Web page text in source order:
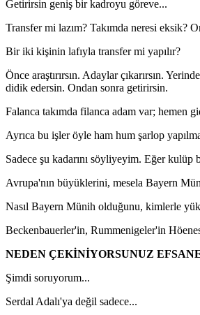
Getirirsin geniş bir kadroyu göreve...
Transfer mi lazım? Takımda neresi eksik?
Bir iki kişinin lafıyla transfer mi yapılır?
Önce araştırırsın. Adaylar çıkarırsın.
didik edersin. Ondan sonra getirirsin.
Falanca takımda filanca adam var; hemen
Ayrıca bu işler öyle ham hum şarlop
Sadece şu kadarını söyliyeyim. Eğer
Avrupa'nın büyüklerini, mesela Bayern
Nasıl Bayern Münih olduğunu, kimlerle
Beckenbauerler'in, Rummenigeler'in
NEDEN ÇEKİNİYORSUNUZ
Şimdi soruyorum...
Serdal Adalı'ya değil sadece...